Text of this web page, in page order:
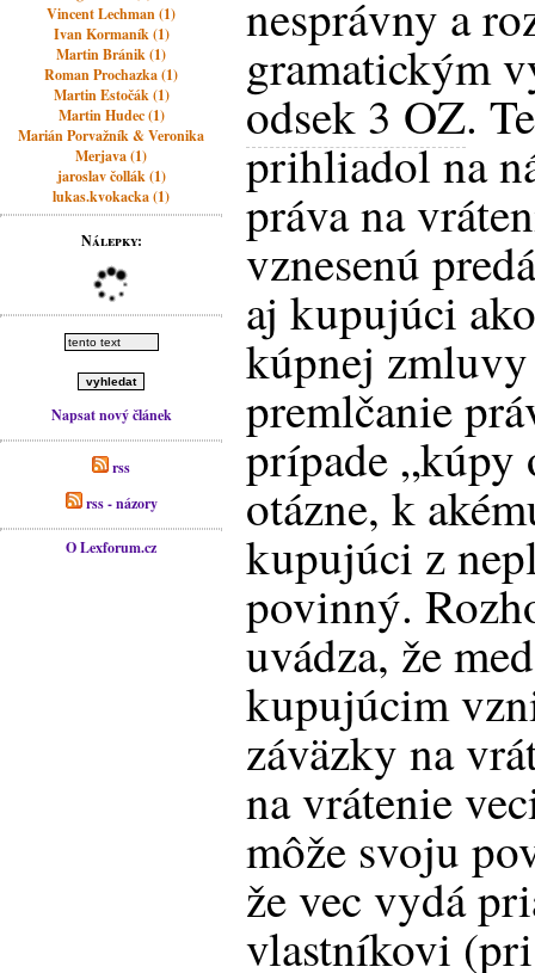
Vincent Lechman (1)
Ivan Kormaník (1)
Martin Bránik (1)
Roman Prochazka (1)
Martin Estočák (1)
Martin Hudec (1)
Marián Porvažník & Veronika
Merjava (1)
jaroslav čollák (1)
lukas.kvokacka (1)
Nálepky:
Napsat nový článek
rss
rss - názory
O Lexforum.cz
nesprávny a
gramatickým
odsek 3 OZ.
prihliadol na
práva na
vznesenú
aj kupujúci
kúpnej
premlčanie
prípade „kúpy
otázne, k
kupujúci z
povinný.
uvádza, že
kupujúcim
záväzky na
na vrátenie
môže svoju
že vec vydá
vlastníkovi